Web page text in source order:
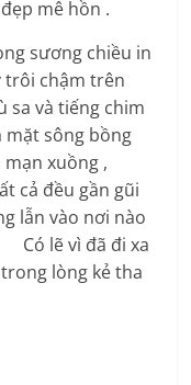
mê hồn .
sương chiều in
trôi chậm trên
sa và tiếng chim
mặt sông bồng
xuồng ,
cả đều gần gũi
lẫn vào nơi nào
đi xa
lòng kẻ tha
bất chợt.